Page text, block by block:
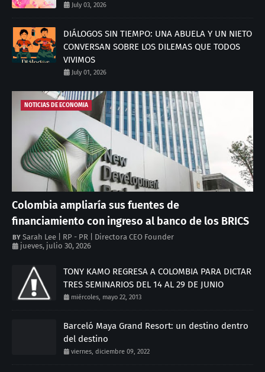
July 03, 2026
DIÁLOGOS SIN TIEMPO: UNA ABUELA Y UN NIETO
CONVERSAN SOBRE LOS DILEMAS QUE TODOS
VIVIMOS
July 01, 2026
NOTICIAS DE ECONOMIA
Colombia ampliaría sus fuentes de
financiamiento con ingreso al banco de los BRICS
Sarah Lee | RP - PR | Directora CEO Founder
jueves, julio 30, 2026
TONY KAMO REGRESA A COLOMBIA PARA DICTAR
TRES SEMINARIOS DEL 14 AL 29 DE JUNIO
miércoles, mayo 22, 2013
Barceló Maya Grand Resort: un destino dentro
del destino
viernes, diciembre 09, 2022